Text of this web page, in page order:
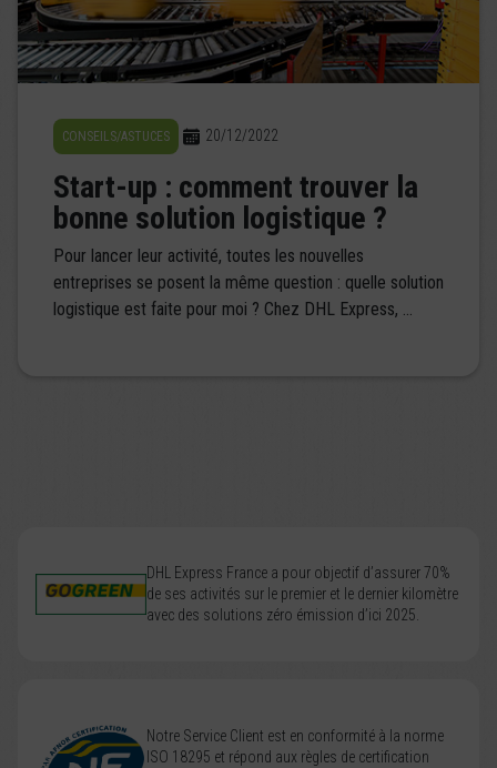
CONSEILS/ASTUCES 20/12/2022
Start-up : comment trouver la
bonne solution logistique ?
Pour lancer leur activité, toutes les nouvelles
entreprises se posent la même question : quelle solution
logistique est faite pour moi ? Chez DHL Express, ...
DHL Express France a pour objectif d’assurer 70%
de ses activités sur le premier et le dernier kilomètre
avec des solutions zéro émission d’ici 2025.
Notre Service Client est en conformité à la norme
ISO 18295 et répond aux règles de certification